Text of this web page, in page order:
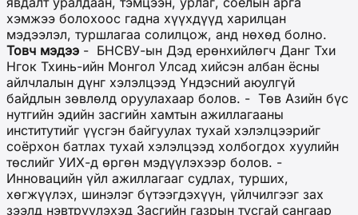
хэмжээ болохоос гадна хүүхдүүд харилцан
мэдээлэл, туршлагаа солилцож, анд нөхөд болно.
Товч мэдээ - БНСВУ-ын Дэд ерөнхийлөгч Данг Тхи
Нгок Тхинь-ийн Монгол Улсад хийсэн албан ёсны
айлчлалын дүнг хэлэлцээд Үндэсний аюулгүй
байдлын зөвлөлд оруулахаар болов. - Төв Азийн бүс
нутгийн эдийн засгийн хамтын ажиллагааны
институтийг үүсгэн байгуулах тухай хэлэлцээрийг
соёрхон батлах тухай хэлэлцээд холбогдох хуулийн
төслийг УИХ-д өргөн мэдүүлэхээр болов. -
Инновацийн үйл ажиллагааг судлах, турших,
хөгжүүлэх, шинэлэг бүтээгдэхүүн, үйлчилгээг зах
зээлд нэвтрүүлэхэд Засгийн газрын тусгай сангаар